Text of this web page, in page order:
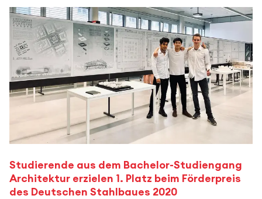
Studierende aus dem Bachelor-Studiengang
Architektur erzielen 1. Platz beim Förderpreis
des Deutschen Stahlbaues 2020